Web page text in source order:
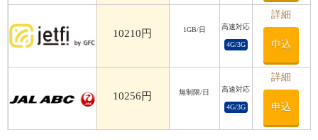
10210円 1GB/日 高速対応
4G/3G
詳細
申込
10256円 無制限/日 高速対応
4G/3G
詳細
申込